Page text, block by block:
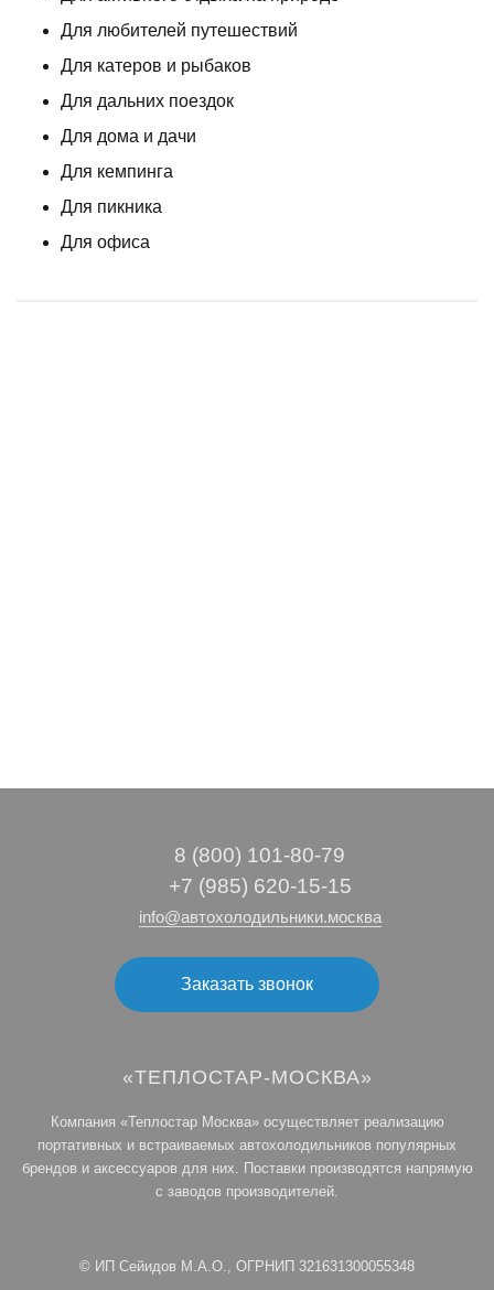
Для любителей путешествий
Для катеров и рыбаков
Для дальних поездок
Для дома и дачи
Для кемпинга
Для пикника
Для офиса
8 (800) 101‑80‑79
+7 (985) 620-15-15
info@автохолодильники.москва
Заказать звонок
«ТЕПЛОСТАР-МОСКВА»
Компания «Теплостар Москва» осуществляет реализацию
портативных и встраиваемых автохолодильников популярных
брендов и аксессуаров для них. Поставки производятся напрямую
с заводов производителей.
© ИП Сейидов М.А.О., ОГРНИП 321631300055348